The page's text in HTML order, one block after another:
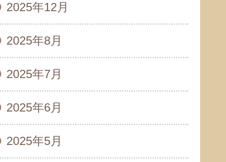
2025年12月
2025年8月
2025年7月
2025年6月
2025年5月